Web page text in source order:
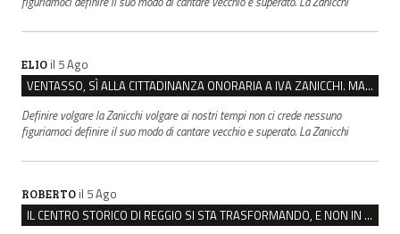
ELIO il 5 Ago
VENTASSO, SÌ ALLA CITTADINANZA ONORARIA A IVA ZANICCHI. MA BARGIACCHI: “È DI PESSIMO GUSTO”
Definire volgare la Zanicchi volgare ai nostri tempi non ci crede nessuno
figuriamoci definire il suo modo di cantare vecchio e superato. La Zanicchi
ROBERTO il 5 Ago
IL CENTRO STORICO DI REGGIO SI STA TRASFORMANDO, E NON IN MEGLIO